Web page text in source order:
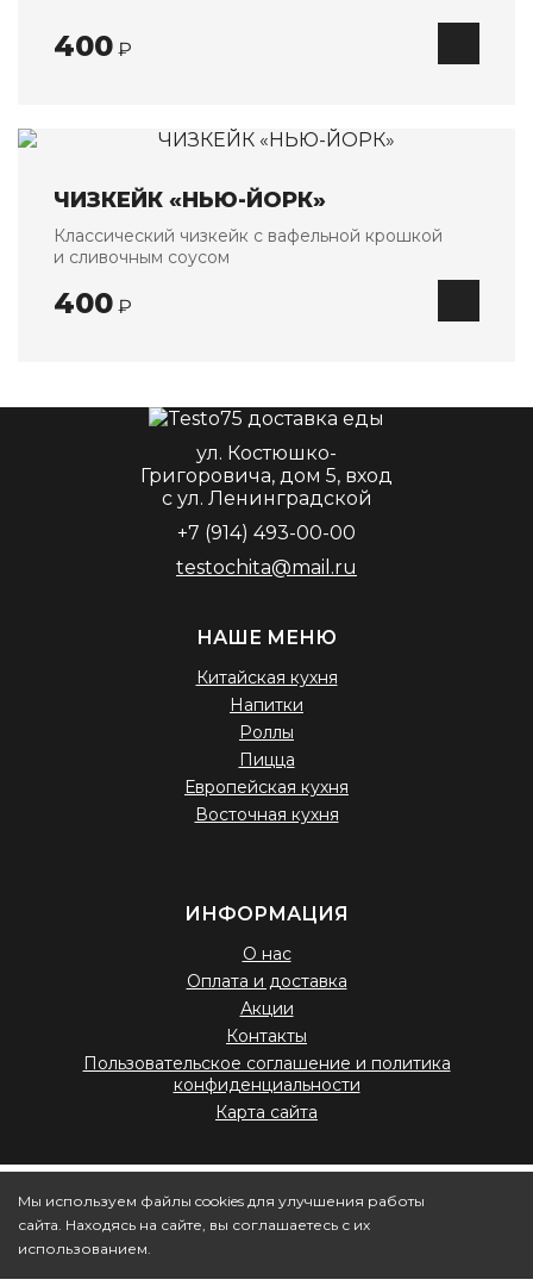
400 ₽
ЧИЗКЕЙК «НЬЮ-ЙОРК»
Классический чизкейк с вафельной крошкой
и сливочным соусом
400 ₽
ул. Костюшко-
Григоровича, дом 5, вход
с ул. Ленинградской
+7 (914) 493-00-00
testochita@mail.ru
НАШЕ МЕНЮ
Китайская кухня
Напитки
Роллы
Пицца
Европейская кухня
Восточная кухня
ИНФОРМАЦИЯ
О нас
Оплата и доставка
Акции
Контакты
Пользовательское соглашение и политика
конфиденциальности
Карта сайта
© 2025 – 2026, Testo — доставка готовых блюд
Мы используем файлы cookies для улучшения работы
сайта. Находясь на сайте, вы соглашаетесь с их
использованием.